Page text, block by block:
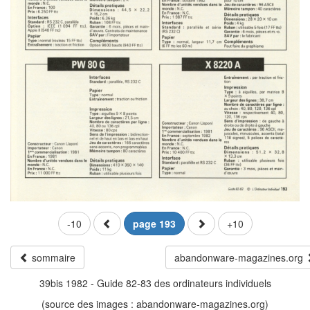
-10 page 193 +10
sommaire
abandonware-magazines.org
39bis 1982 - Guide 82-83 des ordinateurs individuels
(source des images : abandonware-magazines.org)